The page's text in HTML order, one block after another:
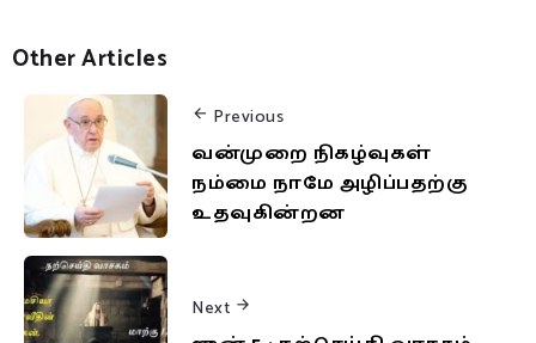
Other Articles
Previous
வன்முறை நிகழ்வுகள்
நம்மை நாமே அழிப்பதற்கு
உதவுகின்றன
Next